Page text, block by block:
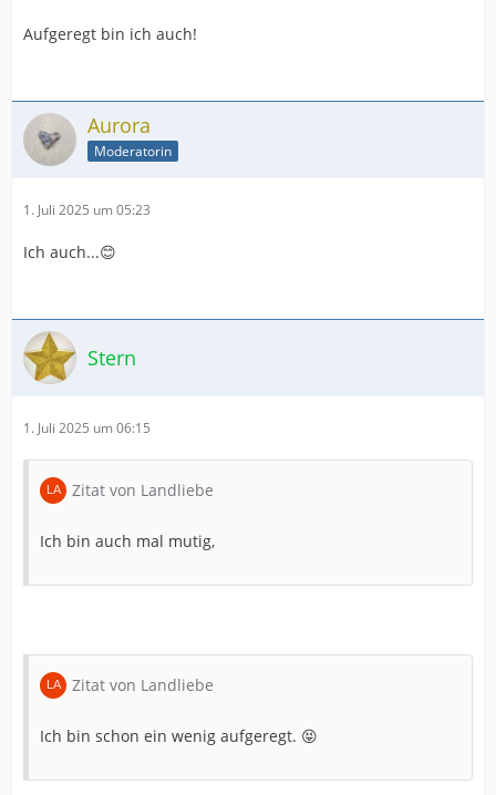
Aufgeregt bin ich auch!
Aurora
Moderatorin
1. Juli 2025 um 05:23
Ich auch...😊
Stern
1. Juli 2025 um 06:15
Zitat von Landliebe
Ich bin auch mal mutig,
Zitat von Landliebe
Ich bin schon ein wenig aufgeregt. 😝